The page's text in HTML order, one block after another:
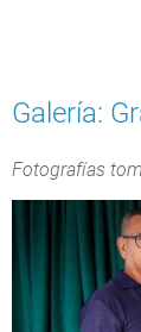
Galería:
Fotografías